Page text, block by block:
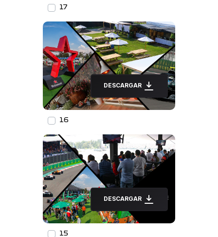
17
DESCARGAR
16
DESCARGAR
15